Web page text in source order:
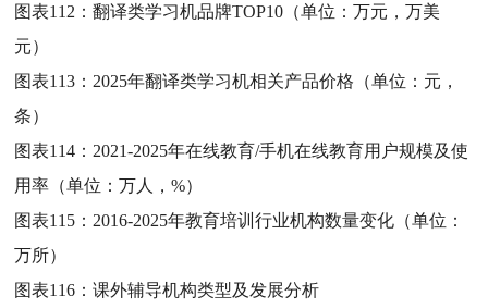
图表112：翻译类学习机品牌TOP10（单位：万元，万美
元）
图表113： 2025年翻译类学习机相关产品价格（单位：元，
条）
图表114： 2021-2025年在线教育/手机在线教育用户规模及使
用率（单位：万人，%）
图表115： 2016-2025年教育培训行业机构数量变化（单位：
万所）
图表116：课外辅导机构类型及发展分析